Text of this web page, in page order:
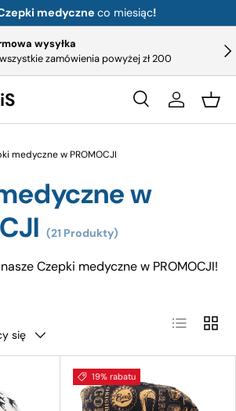
medyczne co miesiąc!
wysyłka
zamówienia powyżej zł 200
SzukajZaloguj się
medyczne w PROMOCJI
w
(21 Produkty)
Czepki medyczne w PROMOCJI!
się
Lista Siatka
19% rabatu